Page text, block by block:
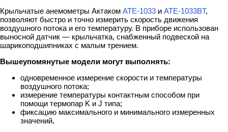
Крыльчатые анемометры Актаком АТЕ-1033 и АТЕ-1033BT,
позволяют быстро и точно измерить скорость движения
воздушного потока и его температуру. В приборе использован
выносной датчик — крыльчатка, снабженный подвеской на
шарикоподшипниках с малым трением.
Вышеупомянутые модели могут выполнять:
одновременное измерение скорости и температуры
воздушного потока;
измерение температуры контактным способом при
помощи термопар K и J типа;
фиксацию максимального и минимального измеренных
значений,